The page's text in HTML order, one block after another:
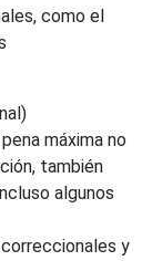
como el
máxima no
también
algunos
y